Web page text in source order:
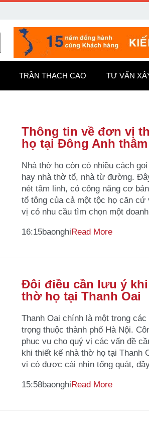
TRẦN THẠCH CAO TƯ VẤN
Thông tin về đơn vị
họ tại Đông Anh
Nhà thờ họ còn có nhiều cách
hay nhà thờ tổ, nhà từ đường.
nét tâm linh, có công năng cơ
tổ tông của cả một tộc họ căn cứ
vị có nhu cầu tìm chọn một
16:15baonghiRead More
Đôi điều cần lưu ý
thờ họ tại Thanh Oai
Thanh Oai chính là một trong
trọng thuộc thành phố Hà Nội.
phục vụ cho quý vị các vấn đề
khi thiết kế nhà thờ họ tại Thanh
vị có được cái nhìn tổng quát,
15:58baonghiRead More